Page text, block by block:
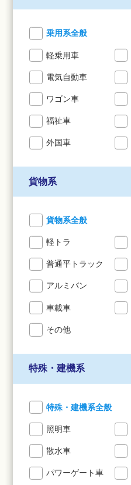
乗用系全般
軽乗用車
電気自動車
ワゴン車
福祉車
外国車
貨物系
貨物系全般
軽トラ
普通平トラック
アルミバン
車載車
その他
特殊・建機系
特殊・建機系全般
照明車
散水車
パワーゲート車